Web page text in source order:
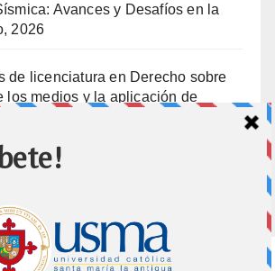
Avances y Desafíos en la
2026
de licenciatura en Derecho sobre
los medios y la aplicación de